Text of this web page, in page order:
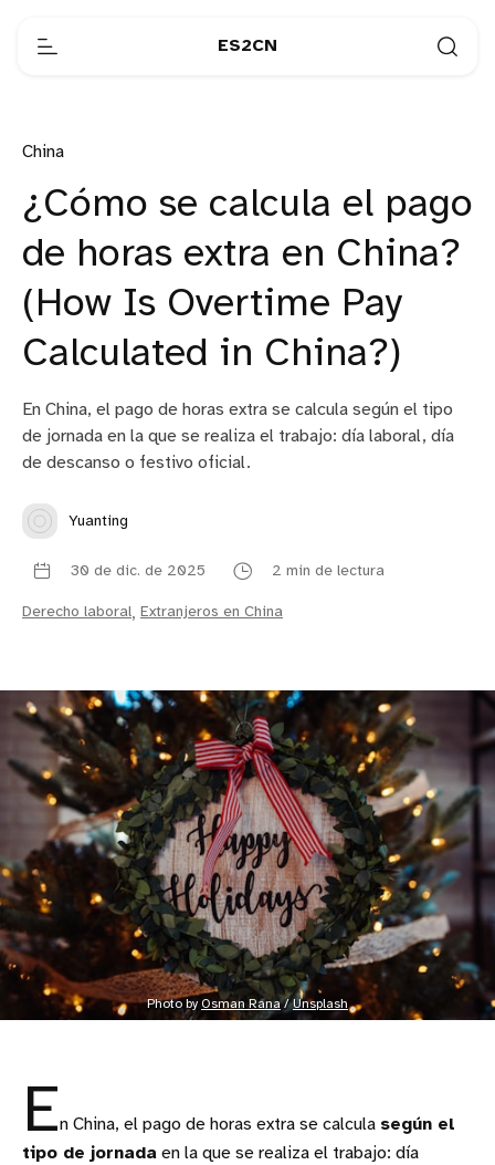
ES2CN
China
¿Cómo se calcula el pago
de horas extra en China?
(How Is Overtime Pay
Calculated in China?)
En China, el pago de horas extra se calcula según el tipo
de jornada en la que se realiza el trabajo: día laboral, día
de descanso o festivo oficial.
Yuanting
30 de dic. de 2025 2 min de lectura
Derecho laboral, Extranjeros en China
Photo by Osman Rana / Unsplash
En China, el pago de horas extra se calcula según el
tipo de jornada en la que se realiza el trabajo: día